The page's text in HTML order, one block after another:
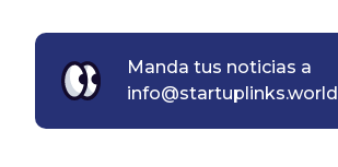
Manda tus noticias a
info@startuplinks.world